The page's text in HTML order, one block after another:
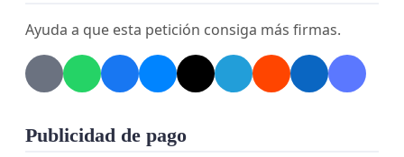
Ayuda a que esta petición consiga más firmas.
Publicidad de pago